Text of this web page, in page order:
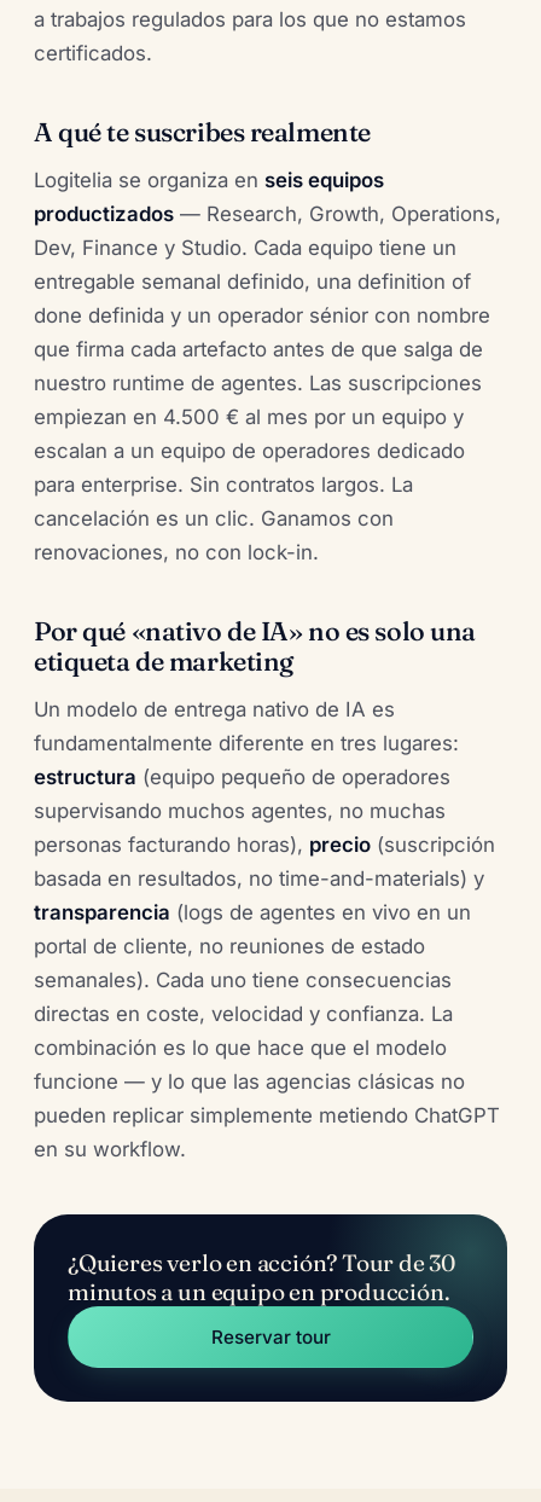
a trabajos regulados para los que no estamos
certificados.
A qué te suscribes realmente
Logitelia se organiza en seis equipos
productizados — Research, Growth, Operations,
Dev, Finance y Studio. Cada equipo tiene un
entregable semanal definido, una definition of
done definida y un operador sénior con nombre
que firma cada artefacto antes de que salga de
nuestro runtime de agentes. Las suscripciones
empiezan en 4.500 € al mes por un equipo y
escalan a un equipo de operadores dedicado
para enterprise. Sin contratos largos. La
cancelación es un clic. Ganamos con
renovaciones, no con lock-in.
Por qué «nativo de IA» no es solo una
etiqueta de marketing
Un modelo de entrega nativo de IA es
fundamentalmente diferente en tres lugares:
estructura (equipo pequeño de operadores
supervisando muchos agentes, no muchas
personas facturando horas), precio (suscripción
basada en resultados, no time-and-materials) y
transparencia (logs de agentes en vivo en un
portal de cliente, no reuniones de estado
semanales). Cada uno tiene consecuencias
directas en coste, velocidad y confianza. La
combinación es lo que hace que el modelo
funcione — y lo que las agencias clásicas no
pueden replicar simplemente metiendo ChatGPT
en su workflow.
¿Quieres verlo en acción? Tour de 30
minutos a un equipo en producción.
Reservar tour